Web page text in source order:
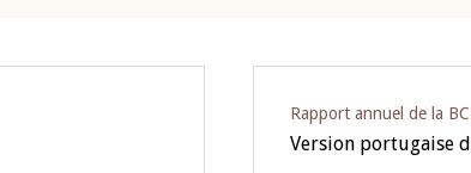
Rapport annuel de la
Version portugaise